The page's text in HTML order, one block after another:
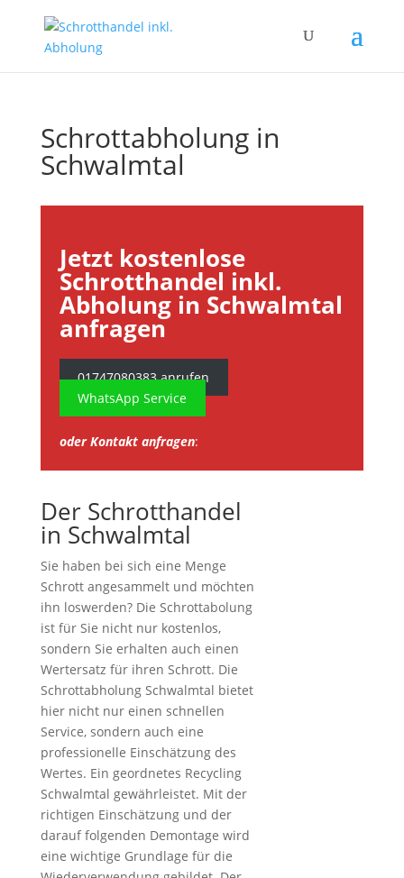
Schrottabholung in
Schwalmtal
Jetzt kostenlose
Schrotthandel inkl.
Abholung in Schwalmtal
anfragen
01747080383 anrufen
WhatsApp Service
oder Kontakt anfragen:
Der Schrotthandel
in Schwalmtal
Sie haben bei sich eine Menge
Schrott angesammelt und möchten
ihn loswerden? Die Schrottabolung
ist für Sie nicht nur kostenlos,
sondern Sie erhalten auch einen
Wertersatz für ihren Schrott. Die
Schrottabholung Schwalmtal bietet
hier nicht nur einen schnellen
Service, sondern auch eine
professionelle Einschätzung des
Wertes. Ein geordnetes Recycling
Schwalmtal gewährleistet. Mit der
richtigen Einschätzung und der
darauf folgenden Demontage wird
eine wichtige Grundlage für die